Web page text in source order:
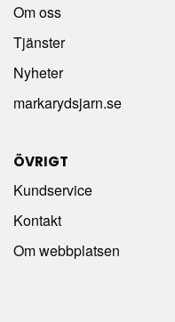
Om oss
Tjänster
Nyheter
markarydsjarn.se
ÖVRIGT
Kundservice
Kontakt
Om webbplatsen